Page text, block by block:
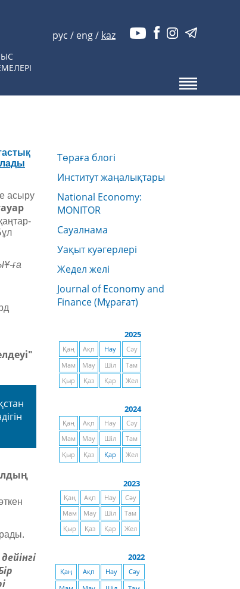
рус / eng/ kaz
асыру
ға
Төраға блогі
Институт жаңалықтары
National Economy:
MONITOR
Сауалнама
Уақыт куәгерлері
Жедел желі
Journal of Economy and
Finance (Мұрағат)
2025
Қаң Ақп Нау
Сәу
Мам
Мау Шіл
Там
Қыр
Қаз Қар Жел
2024
Қаң Ақп Нау
Сәу
Мам
Мау Шіл
Там
Қыр
Қаз Қар Жел
2023
Қаң Ақп Нау
Сәу
Мам
Мау Шіл
Там
Қыр
Қаз Қар Жел
2022
Қаң Ақп Нау
Сәу